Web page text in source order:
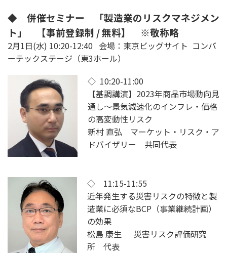
◆ 併催セミナー 「製造業のリスクマネジメン
ト」 【事前登録制 / 無料】 ※敬称略
2月1日(水) 10:20-12:40 会場：東京ビッグサイト コンバ
ーテックステージ（東3ホール）
◇ 10:20-11:00
【基調講演】2023年商品市場動向見
通し～景気減速化のインフレ・価格
の高変動性リスク
新村 直弘 マーケット・リスク・ア
ドバイザリー 共同代表
◇ 11:15-11:55
近年発生する災害リスクの特徴と製
造業に必須なBCP（事業継続計画）
の効果
松島 康生 災害リスク評価研究
所 代表